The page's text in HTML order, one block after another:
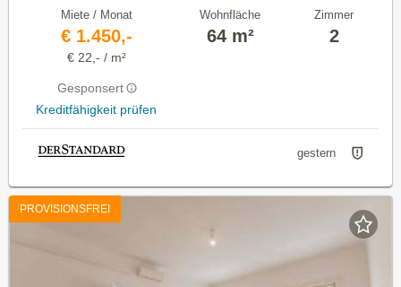
Miete / Monat
€ 1.450,-
€ 22,- / m²
Gesponsert
Kreditfähigkeit prüfen
Wohnfläche
64 m²
Zimmer
2
gestern
PROVISIONSFREI